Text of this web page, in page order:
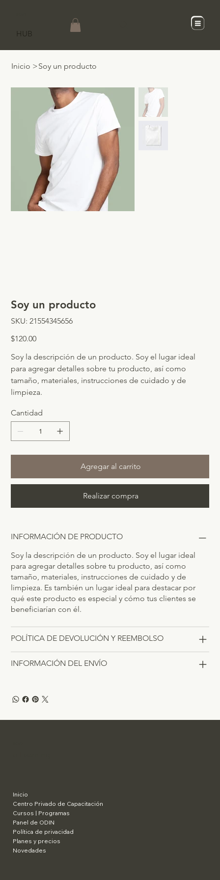
HUB
Inicio >Soy un producto
Soy un producto
SKU: SKU
21554345656
21554345656
Precio
$120.00
Soy la descripción de un producto. Soy el lugar ideal
para agregar detalles sobre tu producto, así como
tamaño, materiales, instrucciones de cuidado y de
limpieza.
Cantidad
Agregar al carrito
Realizar compra
INFORMACIÓN DE PRODUCTO
Soy la descripción de un producto. Soy el lugar ideal
para agregar detalles sobre tu producto, así como
tamaño, materiales, instrucciones de cuidado y de
limpieza. Es también un lugar ideal para destacar por
qué este producto es especial y cómo tus clientes se
beneficiarían con él.
POLÍTICA DE DEVOLUCIÓN Y REEMBOLSO
INFORMACIÓN DEL ENVÍO
Inicio
Centro Privado de Capacitación
Cursos | Programas
Panel de ODIN
Política de privacidad
Planes y precios
Novedades